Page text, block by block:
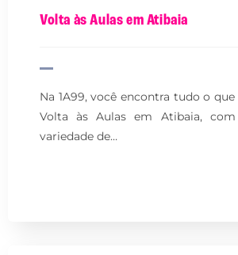
Volta às Aulas em Atibaia
Na 1A99, você encontra tudo o que
Volta às Aulas em Atibaia,
variedade de…